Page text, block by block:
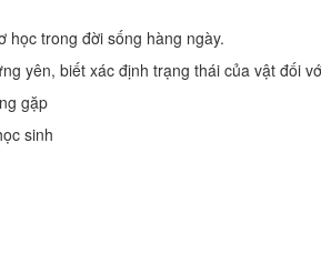
học trong đời sống hàng ngày.
yên, biết xác định trạng thái của vật đối
gặp
sinh